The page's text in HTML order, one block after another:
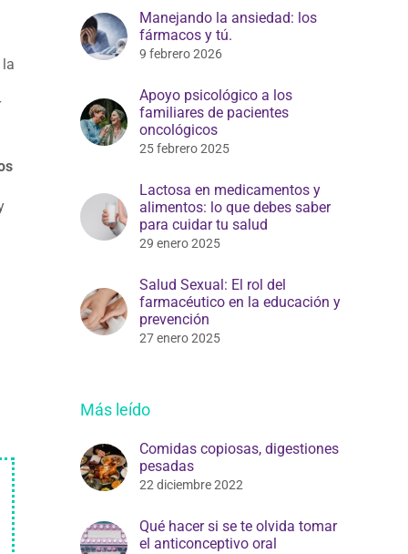
Manejando la ansiedad: los
fármacos y tú.
9 febrero 2026
Apoyo psicológico a los
familiares de pacientes
oncológicos
25 febrero 2025
Lactosa en medicamentos y
alimentos: lo que debes saber
para cuidar tu salud
29 enero 2025
Salud Sexual: El rol del
farmacéutico en la educación y
prevención
27 enero 2025
Más leído
Comidas copiosas, digestiones
pesadas
22 diciembre 2022
Qué hacer si se te olvida tomar
el anticonceptivo oral